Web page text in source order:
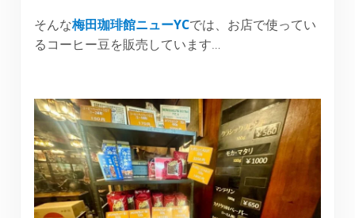
そんな梅田珈琲館ニューYCでは、お店で使ってい
るコーヒー豆を販売しています…